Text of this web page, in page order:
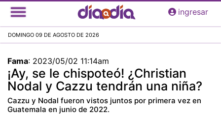
Pasar
al
principal
ingresar
DOMINGO 09 DE AGOSTO DE 2026
Fama: 2023/05/02 11:14am
¡Ay, se le chispoteó! ¿Christian
Nodal y Cazzu tendrán una niña?
Cazzu y Nodal fueron vistos juntos por primera vez en
Guatemala en junio de 2022.